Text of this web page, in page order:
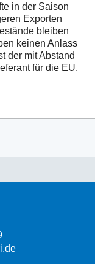
in der Saison
Exporten
bleiben
keinen Anlass
der mit Abstand
für die EU.